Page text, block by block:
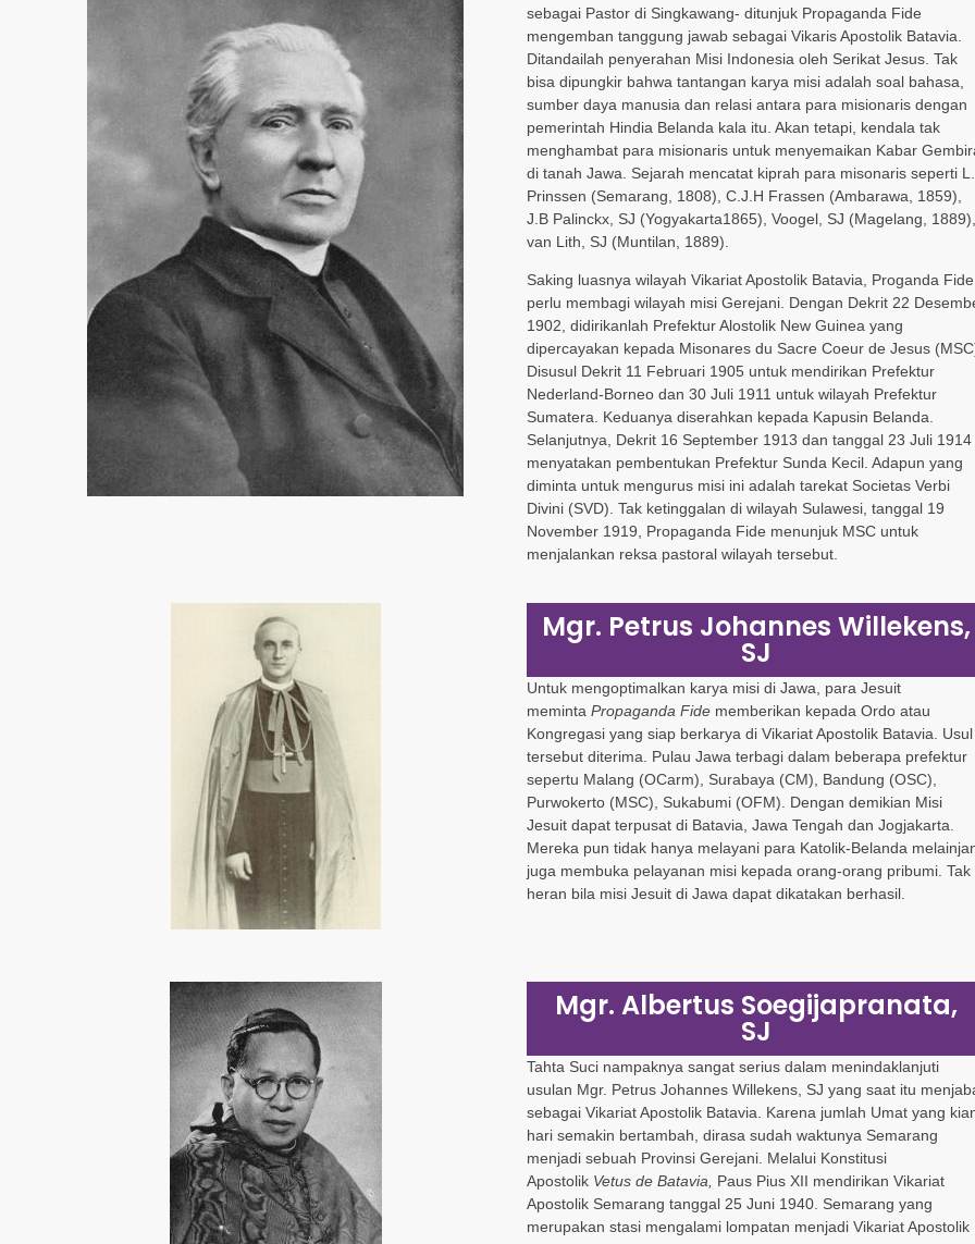
sebagai Pastor di Singkawang- ditunjuk Propaganda Fide
mengemban tanggung jawab sebagai Vikaris Apostolik Batavia.
Ditandailah penyerahan Misi Indonesia oleh Serikat Jesus. Tak
bisa dipungkir bahwa tantangan karya misi adalah soal bahasa,
sumber daya manusia dan relasi antara para misionaris dengan
pemerintah Hindia Belanda kala itu. Akan tetapi, kendala tak
menghambat para misionaris untuk menyemaikan Kabar
di tanah Jawa. Sejarah mencatat kiprah para misonaris seperti L.
Prinssen (Semarang, 1808), C.J.H Frassen (Ambarawa, 1859),
J.B Palinckx, SJ (Yogyakarta1865), Voogel, SJ (Magelang, 1889),
van Lith, SJ (Muntilan, 1889).
Saking luasnya wilayah Vikariat Apostolik Batavia, Proganda Fide
perlu membagi wilayah misi Gerejani. Dengan Dekrit 22
1902, didirikanlah Prefektur Alostolik New Guinea yang
dipercayakan kepada Misonares du Sacre Coeur de Jesus
Disusul Dekrit 11 Februari 1905 untuk mendirikan Prefektur
Nederland-Borneo dan 30 Juli 1911 untuk wilayah Prefektur
Sumatera. Keduanya diserahkan kepada Kapusin Belanda.
Selanjutnya, Dekrit 16 September 1913 dan tanggal 23 Juli 1914
menyatakan pembentukan Prefektur Sunda Kecil. Adapun yang
diminta untuk mengurus misi ini adalah tarekat Societas Verbi
Divini (SVD). Tak ketinggalan di wilayah Sulawesi, tanggal 19
November 1919, Propaganda Fide menunjuk MSC untuk
menjalankan reksa pastoral wilayah tersebut.
Mgr. Petrus Johannes Willekens,
SJ
Untuk mengoptimalkan karya misi di Jawa, para Jesuit
meminta Propaganda Fide memberikan kepada Ordo atau
Kongregasi yang siap berkarya di Vikariat Apostolik Batavia. Usul
tersebut diterima. Pulau Jawa terbagi dalam beberapa prefektur
sepertu Malang (OCarm), Surabaya (CM), Bandung (OSC),
Purwokerto (MSC), Sukabumi (OFM). Dengan demikian Misi
Jesuit dapat terpusat di Batavia, Jawa Tengah dan Jogjakarta.
Mereka pun tidak hanya melayani para Katolik-Belanda
juga membuka pelayanan misi kepada orang-orang pribumi. Tak
heran bila misi Jesuit di Jawa dapat dikatakan berhasil.
Mgr. Albertus Soegijapranata,
SJ
Tahta Suci nampaknya sangat serius dalam menindaklanjuti
usulan Mgr. Petrus Johannes Willekens, SJ yang saat itu
sebagai Vikariat Apostolik Batavia. Karena jumlah Umat yang
hari semakin bertambah, dirasa sudah waktunya Semarang
menjadi sebuah Provinsi Gerejani. Melalui Konstitusi
Apostolik Vetus de Batavia, Paus Pius XII mendirikan Vikariat
Apostolik Semarang tanggal 25 Juni 1940. Semarang yang
merupakan stasi mengalami lompatan menjadi Vikariat Apostolik